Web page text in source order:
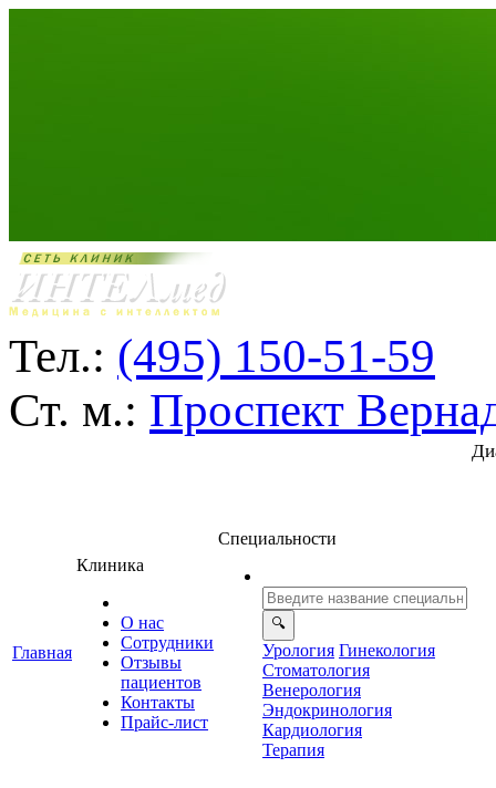
Тел.: (495) 150-51-59
Ст. м.: Проспект
Главная
Клиника
О нас
Сотрудники
Отзывы
ациенто
Контакты
Прайс-лист
Специальности
Урология Гинекология
Стоматология
енерология
Эндокринология
Кардиология
Терапия